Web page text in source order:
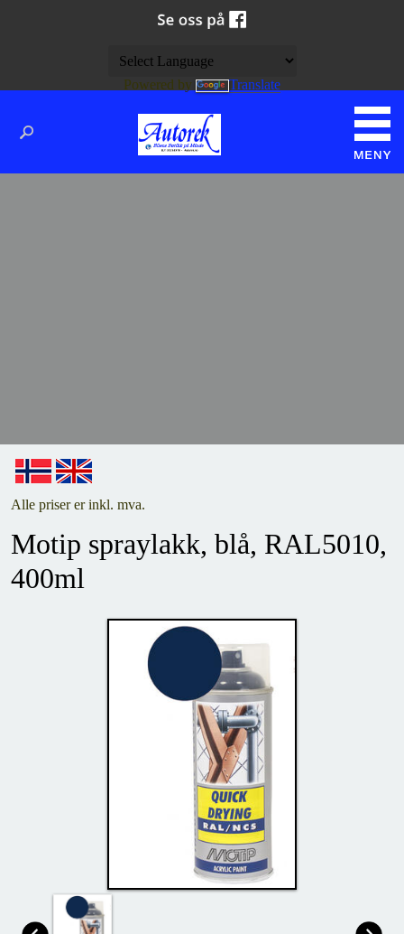
Alle priser er inkl. mva.
Motip spraylakk, blå, RAL5010,
400ml
Powered by Translate